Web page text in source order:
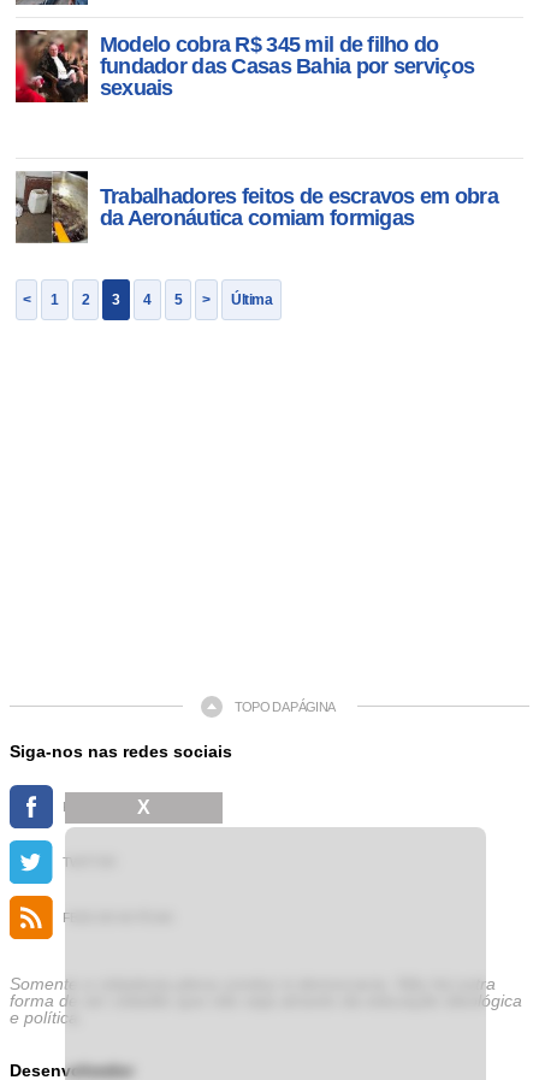
Modelo cobra R$ 345 mil de filho do
fundador das Casas Bahia por serviços
sexuais
Trabalhadores feitos de escravos em obra
da Aeronáutica comiam formigas
< 1 2 3 4 5 > Última
TOPO DA PÁGINA
Siga-nos nas redes sociais
FACEBOOK
TWITTER
FEED DE NOTÍCIAS
Somente a cidadania plena conduz à democracia. Não há outra
forma de ser cidadão que não seja através da educação ideológica
e política.
Desenvolvedor
X